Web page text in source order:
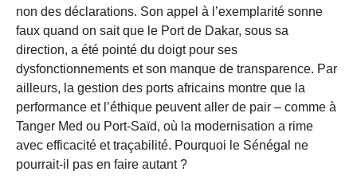
non des déclarations. Son appel à l’exemplarité sonne
faux quand on sait que le Port de Dakar, sous sa
direction, a été pointé du doigt pour ses
dysfonctionnements et son manque de transparence. Par
ailleurs, la gestion des ports africains montre que la
performance et l’éthique peuvent aller de pair – comme à
Tanger Med ou Port-Saïd, où la modernisation a rime
avec efficacité et traçabilité. Pourquoi le Sénégal ne
pourrait-il pas en faire autant ?